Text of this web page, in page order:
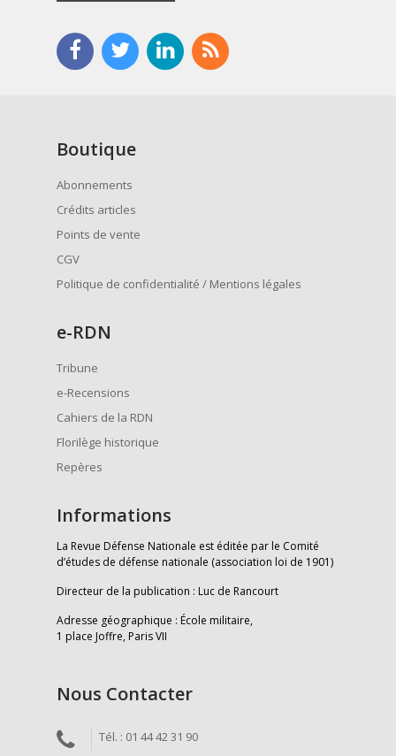
Boutique
Abonnements
Crédits articles
Points de vente
CGV
Politique de confidentialité / Mentions légales
e-RDN
Tribune
e-Recensions
Cahiers de la RDN
Florilège historique
Repères
Informations
La Revue Défense Nationale est éditée par le Comité
d’études de défense nationale (association loi de 1901)
Directeur de la publication : Luc de Rancourt
Adresse géographique : École militaire,
1 place Joffre, Paris VII
Nous Contacter
Tél. : 01 44 42 31 90